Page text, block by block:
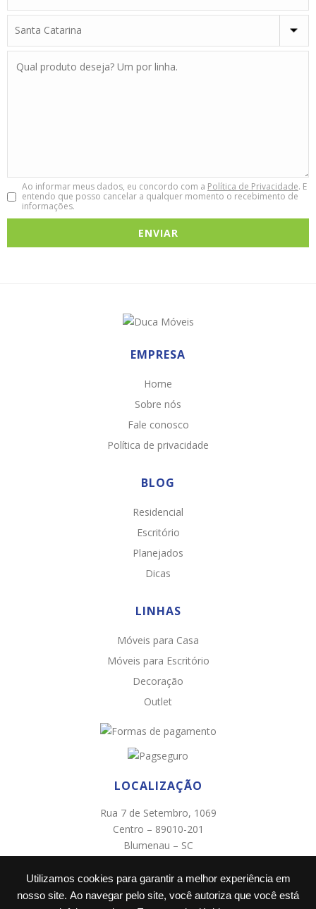
Utilizamos cookies para garantir a melhor experiência em
nosso site. Ao navegar pelo site, você autoriza que você está
Ao informar meus dados, eu concordo com a Política de Privacidade. E
entendo que posso cancelar a qualquer momento o recebimento de
informações.
EMPRESA
Home
Sobre nós
Fale conosco
Política de privacidade
BLOG
Residencial
Escritório
Planejados
Dicas
LINHAS
Móveis para Casa
Móveis para Escritório
Decoração
Outlet
LOCALIZAÇÃO
Rua 7 de Setembro, 1069
Centro – 89010-201
Blumenau – SC
(47) 3322-0005
Chat WhatsApp
Por favor, preencha os campos abaixo para
Ao informar meus dados e clicar em ‘INICIAR CONVERSA’, eu
concordo com a